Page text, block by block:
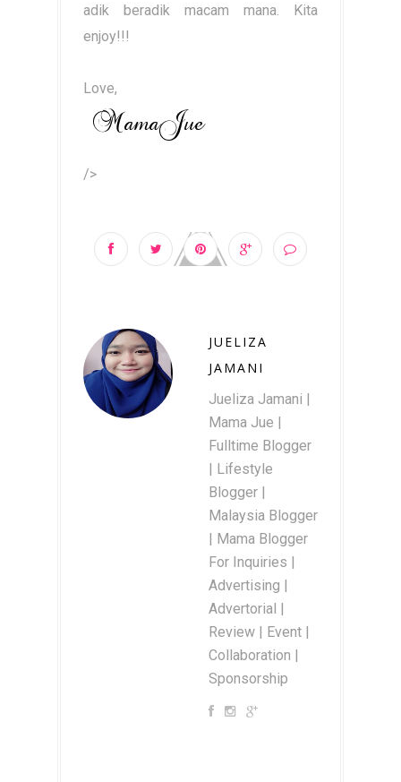
adik beradik macam mana. Kita
enjoy!!!
Love,
/>
JUELIZA
JAMANI
Jueliza Jamani |
Mama Jue |
Fulltime Blogger
| Lifestyle
Blogger |
Malaysia Blogger
| Mama Blogger
For Inquiries |
Advertising |
Advertorial |
Review | Event |
Collaboration |
Sponsorship